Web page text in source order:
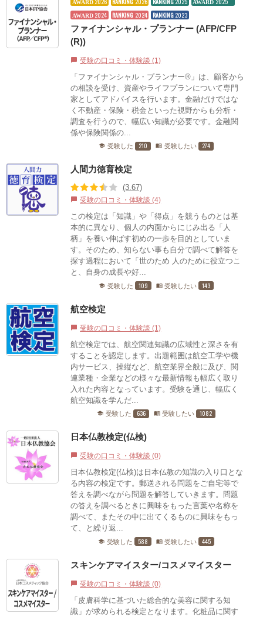
AWARD AWARD
AWARD 2024 RANKING 2024 RANKING 2023
ファイナンシャル・プランナー (AFP/CFP
(R))
chat_bubble 受験の口コミ・体験談 (1)
「ファイナンシャル・プランナー®」は、顧客から
の相談を受け、資産やライフプランについて専門
家としてアドバイスを行います。金融だけではな
く不動産・保険・税金といった視野からも分析・
調査を行うので、幅広い知識が必要です。金融関
係や保険関係の...
school 受験した 210 menu_book 受験したい 274
人間力徳育検定
(3.67)
chat_bubble 受験の口コミ・体験談 (4)
この検定は「知識」や「得点」を競うものとは基
本的に異なり、個人の内面からにじみ出る「人
柄」を養い伸ばす初めの一歩を目的としていま
す。そのため、知らない事も自分で調べて解答を
探す過程において「世のため 人のために役立つこ
と、自身の成長や好...
school 受験した 109 menu_book 受験したい 143
航空検定
chat_bubble 受験の口コミ・体験談 (1)
航空検定では、航空関連知識の広域性と深さを有
することを認定します。出題範囲は航空工学や機
内サービス、操縦など、航空業界全般に及び、関
連業種・企業などの様々な最新情報も幅広く取り
入れた内容となっています。受験を通じ、幅広く
航空知識を学んだ...
school 受験した 636 menu_book 受験したい 1082
日本仏教検定(仏検)
chat_bubble 受験の口コミ・体験談 (0)
日本仏教検定(仏検)は日本仏教の知識の入り口とな
る内容の検定です。郵送される問題をご自宅等で
答えを調べながら問題を解答していきます。問題
の答えを調べるときに興味をもった言葉や名称を
調べて、またその中に出てくるものに興味をもっ
て、と繰り返...
school 受験した 588 menu_book 受験したい 445
スキンケアマイスター/コスメマイスター
chat_bubble 受験の口コミ・体験談 (0)
「皮膚科学に基づいた総合的な美容に関する知
識」が求められる検定となります。化粧品に関す